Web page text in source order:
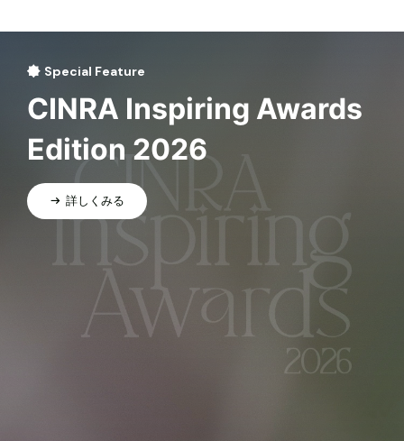
Special Feature
CINRA Inspiring Awards
Edition 2026
詳しくみる